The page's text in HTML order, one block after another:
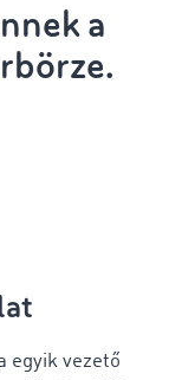
a
egyik vezető